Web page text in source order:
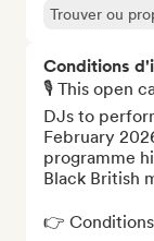
Trouver ou
Conditions
🎙️ This open
DJs to
February
programme
Black British
👉